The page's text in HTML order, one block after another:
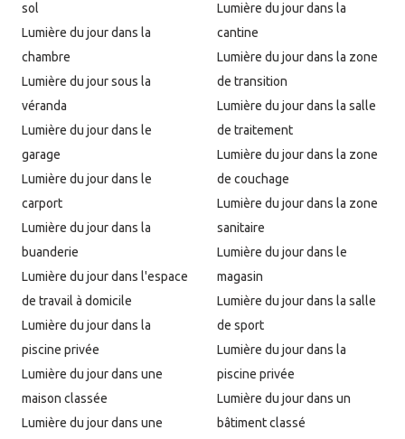
sol
Lumière du jour dans la
chambre
Lumière du jour sous la
véranda
Lumière du jour dans le
garage
Lumière du jour dans le
carport
Lumière du jour dans la
buanderie
Lumière du jour dans l'espace
de travail à domicile
Lumière du jour dans la
piscine privée
Lumière du jour dans une
maison classée
Lumière du jour dans une
Lumière du jour dans la
cantine
Lumière du jour dans la zone
de transition
Lumière du jour dans la salle
de traitement
Lumière du jour dans la zone
de couchage
Lumière du jour dans la zone
sanitaire
Lumière du jour dans le
magasin
Lumière du jour dans la salle
de sport
Lumière du jour dans la
piscine privée
Lumière du jour dans un
bâtiment classé